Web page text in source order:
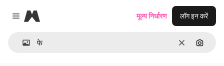
Close menu
Magnific
साफ़ इमेज से
मूल्य निर्धारण लॉग इन करें